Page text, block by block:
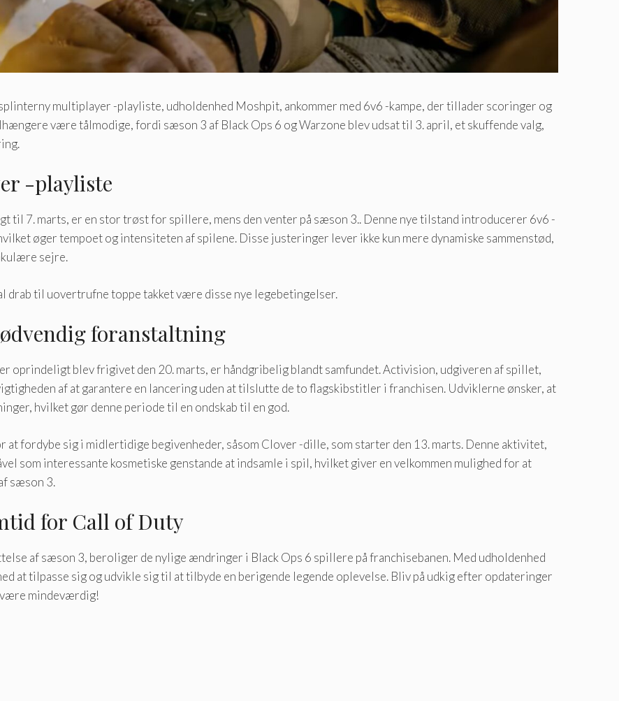
multiplayer -playliste, udholdenhed Moshpit, ankommer med 6v6 -kampe, der tillader scoringer og
være tålmodige, fordi sæson 3 af Black Ops 6 og Warzone blev udsat til 3. april, et skuffende valg,
-playliste
til 7. marts, er en stor trøst for spillere, mens den venter på sæson 3.. Denne nye tilstand introducerer 6v6 -
øger tempoet og intensiteten af ​​spilene. Disse justeringer lever ikke kun mere dynamiske sammenstød,
sejre.
drab til uovertrufne toppe takket være disse nye legebetingelser.
foranstaltning
oprindeligt blev frigivet den 20. marts, er håndgribelig blandt samfundet. Activision, udgiveren af ​​spillet,
af ​​at garantere en lancering uden at tilslutte de to flagskibstitler i franchisen. Udviklerne ønsker, at
hvilket gør denne periode til en ondskab til en god.
fordybe sig i midlertidige begivenheder, såsom Clover -dille, som starter den 13. marts. Denne aktivitet,
som interessante kosmetiske genstande at indsamle i spil, hvilket giver en velkommen mulighed for at
​​sæson 3.
for Call of Duty
af sæson 3, beroliger de nylige ændringer i Black Ops 6 spillere på franchisebanen. Med udholdenhed
at tilpasse sig og udvikle sig til at tilbyde en berigende legende oplevelse. Bliv på udkig efter opdateringer
være mindeværdig!